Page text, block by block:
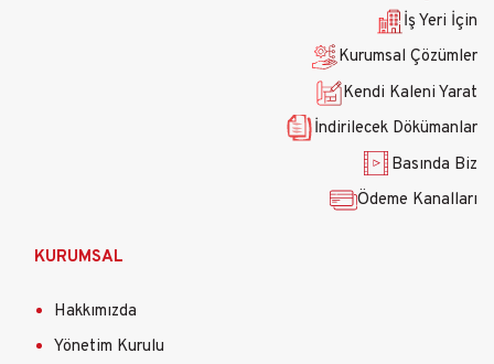
İş Yeri İçin
Kurumsal Çözümler
Kendi Kaleni Yarat
İndirilecek Dökümanlar
Basında Biz
Ödeme Kanalları
KURUMSAL
Hakkımızda
Yönetim Kurulu